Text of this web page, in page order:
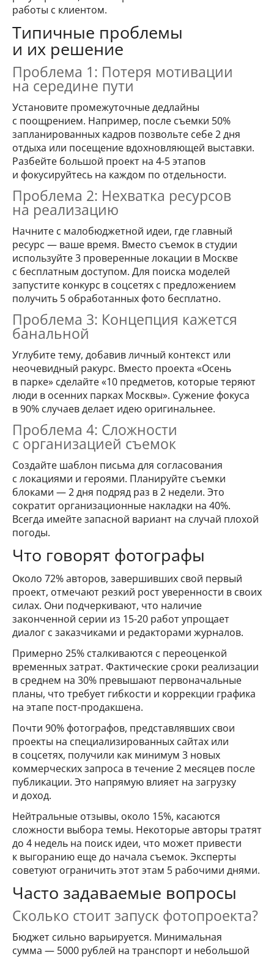
работы с клиентом.
Типичные проблемы
и их решение
Проблема 1: Потеря мотивации
на середине пути
Установите промежуточные дедлайны
с поощрением. Например, после съемки 50%
запланированных кадров позвольте себе 2 дня
отдыха или посещение вдохновляющей выставки.
Разбейте большой проект на 4-5 этапов
и фокусируйтесь на каждом по отдельности.
Проблема 2: Нехватка ресурсов
на реализацию
Начните с малобюджетной идеи, где главный
ресурс — ваше время. Вместо съемок в студии
используйте 3 проверенные локации в Москве
с бесплатным доступом. Для поиска моделей
запустите конкурс в соцсетях с предложением
получить 5 обработанных фото бесплатно.
Проблема 3: Концепция кажется
банальной
Углубите тему, добавив личный контекст или
неочевидный ракурс. Вместо проекта «Осень
в парке» сделайте «10 предметов, которые теряют
люди в осенних парках Москвы». Сужение фокуса
в 90% случаев делает идею оригинальнее.
Проблема 4: Сложности
с организацией съемок
Создайте шаблон письма для согласования
с локациями и героями. Планируйте съемки
блоками — 2 дня подряд раз в 2 недели. Это
сократит организационные накладки на 40%.
Всегда имейте запасной вариант на случай плохой
погоды.
Что говорят фотографы
Около 72% авторов, завершивших свой первый
проект, отмечают резкий рост уверенности в своих
силах. Они подчеркивают, что наличие
законченной серии из 15-20 работ упрощает
диалог с заказчиками и редакторами журналов.
Примерно 25% сталкиваются с переоценкой
временных затрат. Фактические сроки реализации
в среднем на 30% превышают первоначальные
планы, что требует гибкости и коррекции графика
на этапе пост-продакшена.
Почти 90% фотографов, представлявших свои
проекты на специализированных сайтах или
в соцсетях, получили как минимум 3 новых
коммерческих запроса в течение 2 месяцев после
публикации. Это напрямую влияет на загрузку
и доход.
Нейтральные отзывы, около 15%, касаются
сложности выбора темы. Некоторые авторы тратят
до 4 недель на поиск идеи, что может привести
к выгоранию еще до начала съемок. Эксперты
советуют ограничить этот этам 5 рабочими днями.
Часто задаваемые вопросы
Сколько стоит запуск фотопроекта?
Бюджет сильно варьируется. Минимальная
сумма — 5000 рублей на транспорт и небольшой